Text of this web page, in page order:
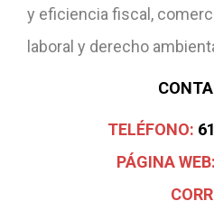
y eficiencia fiscal,
laboral y derecho
TELÉFONO:
PÁGINA WEB: